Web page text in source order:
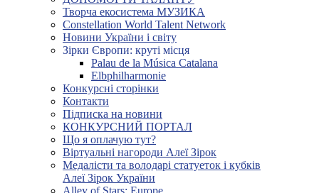
Творча екосистема МУЗИКА
Constellation World Talent Network
Новини України і світу
Зірки Європи: круті місця
Palau de la Música Catalana
Elbphilharmonie
Конкурсні сторінки
Контакти
Підписка на новини
КОНКУРСНИЙ ПОРТАЛ
Що я оплачую тут?
Віртуальні нагороди Алеї Зірок
Медалісти та володарі статуеток і кубків
Алеї Зірок України
Alley of Stars: Europe